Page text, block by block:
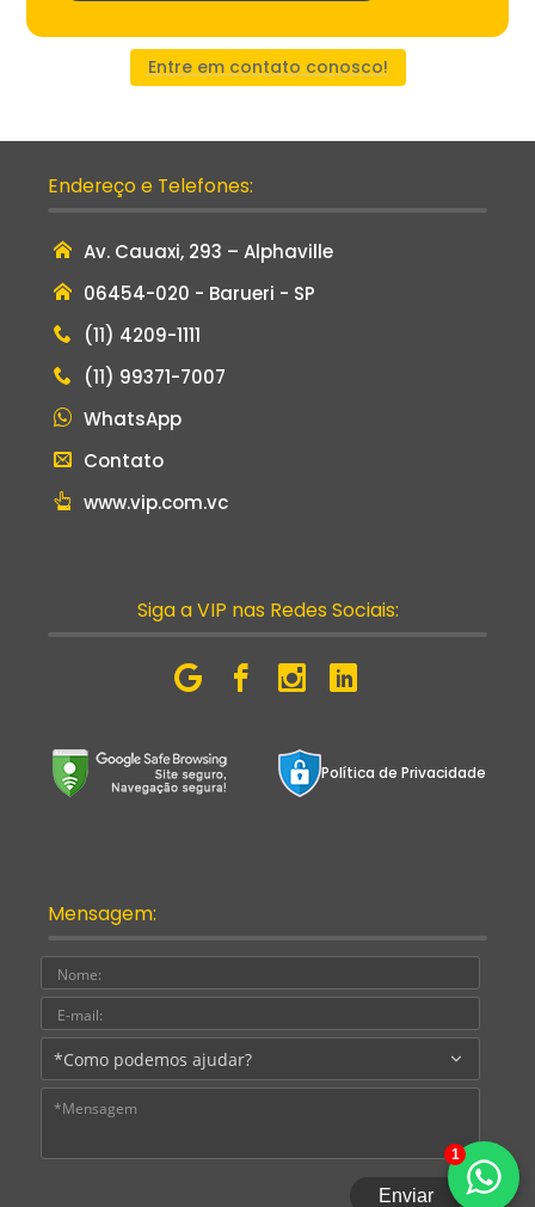
Entre em contato conosco!
Endereço e Telefones:
Av. Cauaxi, 293 – Alphaville
06454-020 - Barueri - SP
(11) 4209-1111
(11) 99371-7007
WhatsApp
Contato
www.vip.com.vc
Siga a VIP nas Redes Sociais:
Política de Privacidade
Mensagem:
Nome:
E-
mail:
1